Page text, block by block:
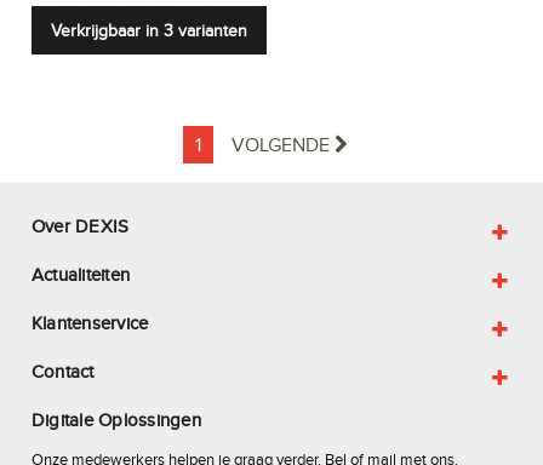
Verkrijgbaar in 3 varianten
1 VOLGENDE
Over DEXIS
Actualiteiten
Klantenservice
Contact
Digitale Oplossingen
Onze medewerkers helpen je graag verder. Bel of mail met ons.